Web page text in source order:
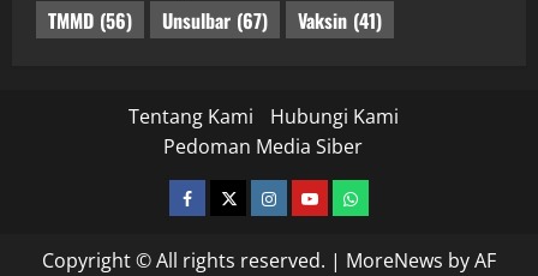
TMMD (56) Unsulbar (67) Vaksin (41)
Tentang Kami
Hubungi Kami
Pedoman Media Siber
facebooktwitterinstagram.com
youtubewhatsapp
Copyright © All rights reserved. | MoreNews by AF